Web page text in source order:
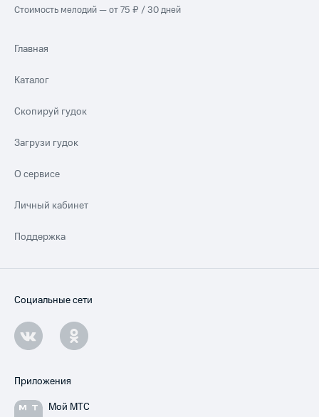
Стоимость мелодий — от 75 ₽ / 30 дней
Главная
Каталог
Скопируй гудок
Загрузи гудок
О сервисе
Личный кабинет
Поддержка
Социальные сети
Приложения
Мой МТС